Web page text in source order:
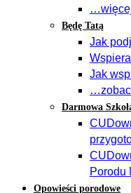
Będę Tatą
Jak
Jak
Darmowa
Porodu
Opowieści porodowe